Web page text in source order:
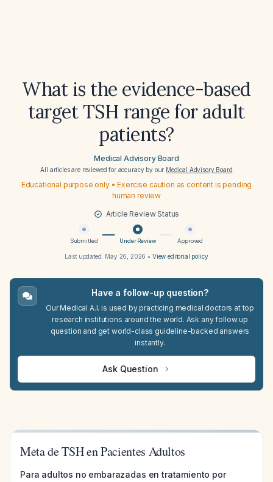
What is the evidence-based
target TSH range for adult
patients?
Medical Advisory Board
All articles are reviewed for accuracy by our Medical Advisory Board
Educational purpose only • Exercise caution as content is pending
human review
Article Review Status
Submitted Under Review Approved
Last updated: May 26, 2026 • View editorial policy
Have a follow-up question?
Our Medical A.I. is used by practicing medical doctors at top
research institutions around the world. Ask any follow up
question and get world-class guideline-backed answers
instantly.
Ask Question
Meta de TSH en Pacientes Adultos
Para adultos no embarazadas en tratamiento por